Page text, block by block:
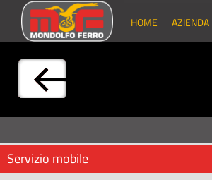
HOME AZIENDA
Servizio mobile